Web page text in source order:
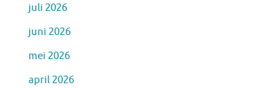
juli 2026
juni 2026
mei 2026
april 2026